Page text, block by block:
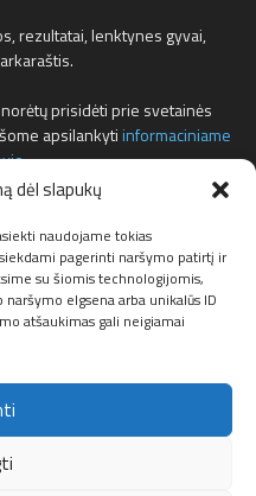
dėl slapukų
naudojame tokias
pagerinti naršymo patirtį ir
su šiomis technologijomis,
elgsena arba unikalūs ID
atšaukimas gali neigiamai
rezultatai, lenktynes gyvai,
prisidėti prie svetainės
apsilankytiinformaciniame
.